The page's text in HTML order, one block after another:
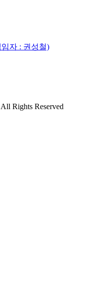
자 : 권성철)
Rights Reserved